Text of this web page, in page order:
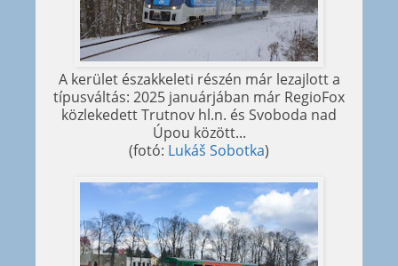
A kerület északkeleti részén már lezajlott a
típusváltás: 2025 januárjában már RegioFox
közlekedett Trutnov hl.n. és Svoboda nad
Úpou között...
(fotó: Lukáš Sobotka)